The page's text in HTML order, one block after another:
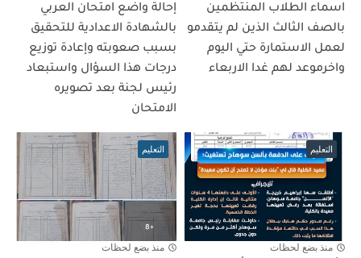
اسماء الطلاب المنتظمين
بالصف الثالث الذين لم يتقدمو
لعمل الاستمارة حتي اليوم
واخرموعد لهم غدا الاربعاء
إحالة واضع امتحان العربي
بالشهادة الاعدادية للتحقيق
بسبب صعوبته وإعادة توزيع
درجات هذا السؤال واستبعاد
رئيس لجنة بعد تصويره
الامتحان
التعليم
منذ بضع لحظات
التعليم
منذ بضع لحظات